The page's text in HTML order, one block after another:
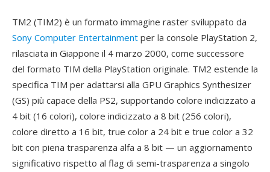
TM2 (TIM2) è un formato immagine raster sviluppato da
Sony Computer Entertainment per la console PlayStation 2,
rilasciata in Giappone il 4 marzo 2000, come successore
del formato TIM della PlayStation originale. TM2 estende la
specifica TIM per adattarsi alla GPU Graphics Synthesizer
(GS) più capace della PS2, supportando colore indicizzato a
4 bit (16 colori), colore indicizzato a 8 bit (256 colori),
colore diretto a 16 bit, true color a 24 bit e true color a 32
bit con piena trasparenza alfa a 8 bit — un aggiornamento
significativo rispetto al flag di semi-trasparenza a singolo